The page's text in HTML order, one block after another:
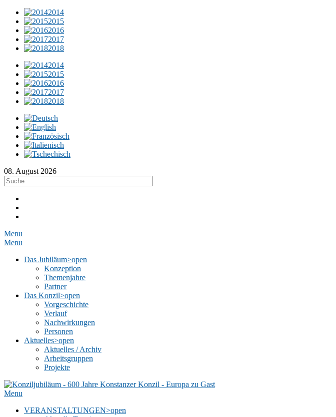
2014
2015
2016
2017
2018
2014
2015
2016
2017
2018
08. August 2026
Menu
Menu
Das Jubiläum>open
Konzeption
Themenjahre
Partner
Das Konzil>open
Vorgeschichte
Verlauf
Nachwirkungen
Personen
Aktuelles>open
Aktuelles / Archiv
Arbeitsgruppen
Projekte
Menu
VERANSTALTUNGEN>open